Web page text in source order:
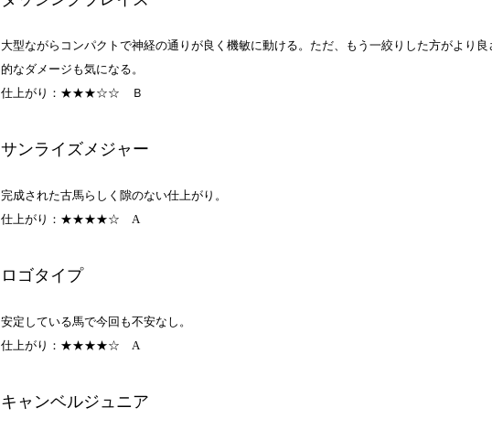
大型ながらコンパクトで神経の通りが良く機敏に動ける。ただ、もう一絞りした方がより
的なダメージも気になる。
仕上がり：★★★☆☆
Ｂ
サンライズメジャー
完成された古馬らしく隙のない仕上がり。
仕上がり：★★★★☆ A
ロゴタイプ
安定している馬で今回も不安なし。
仕上がり：★★★★☆ A
キャンベルジュニア